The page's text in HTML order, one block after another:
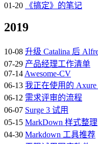
01-20
《搞定》的笔记
2019
10-08 升级 Catalina 后
07-29 产品经理工作清单
07-14 Awesome-CV
06-13 我正在使用的
06-12 需求评审的流程
06-07 Surge 3 试用
05-15 MarkDown 样式整理
04-30 Markdown 工具推荐